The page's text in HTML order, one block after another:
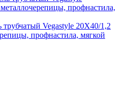
трубчатый Vegastyle 20X40/1,2
профнастила, мягкой